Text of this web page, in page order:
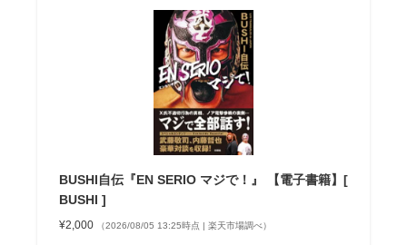
BUSHI自伝『EN SERIO マジで！』 【電子書籍】[
BUSHI ]
¥2,000 （2026/08/05 13:25時点 | 楽天市場調べ）